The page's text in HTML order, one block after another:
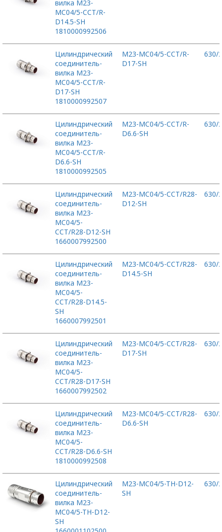
вилка M23-
MC04/5-CCT/R-
D14.5-SH
1810000992506
Цилиндрический
соединитель-
вилка M23-
MC04/5-CCT/R-
D17-SH
1810000992507
M23-MC04/5-CCT/R-
D17-SH
630/
Цилиндрический
соединитель-
вилка M23-
MC04/5-CCT/R-
D6.6-SH
1810000992505
M23-MC04/5-CCT/R-
D6.6-SH
630/
Цилиндрический
соединитель-
вилка M23-
MC04/5-
CCT/R28-D12-SH
1660007992500
M23-MC04/5-CCT/R28-
D12-SH
630/
Цилиндрический
соединитель-
вилка M23-
MC04/5-
CCT/R28-D14.5-
SH
1660007992501
M23-MC04/5-CCT/R28-
D14.5-SH
630/
Цилиндрический
соединитель-
вилка M23-
MC04/5-
CCT/R28-D17-SH
1660007992502
M23-MC04/5-CCT/R28-
D17-SH
630/
Цилиндрический
соединитель-
вилка M23-
MC04/5-
CCT/R28-D6.6-SH
1810000992508
M23-MC04/5-CCT/R28-
D6.6-SH
630/
Цилиндрический
соединитель-
вилка M23-
MC04/5-TH-D12-
SH
M23-MC04/5-TH-D12-
SH
630/